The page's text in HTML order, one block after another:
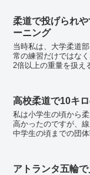
柔道で投げられ
ーニング
当時私は、大学柔道
常の練習だけではな
2倍以上の重量を扱えるほど
高校柔道で10キ
私は小学生の頃から
高かったのですが、
中学生の頃までの団
アトランタ五輪